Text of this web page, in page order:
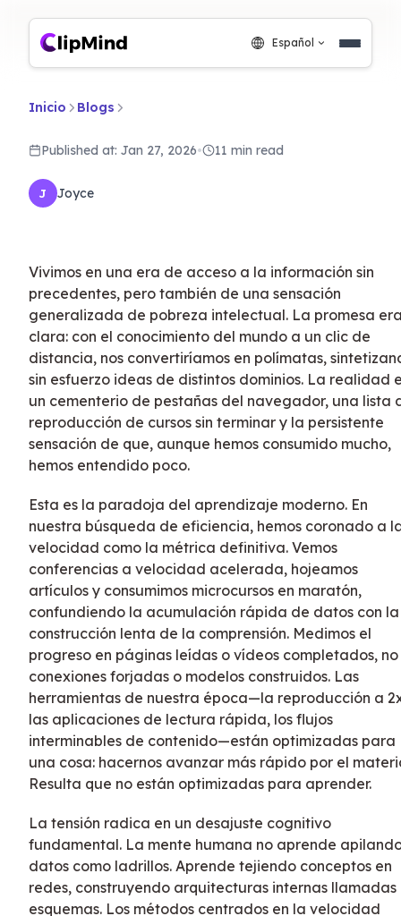
Español
Inicio Blogs
Published at: Jan 27, 2026• 11 min read
J Joyce
Vivimos en una era de acceso a la información sin
precedentes, pero también de una sensación
generalizada de pobreza intelectual. La promesa
clara: con el conocimiento del mundo a un clic de
distancia, nos convertiríamos en polímatas,
sin esfuerzo ideas de distintos dominios. La realidad
un cementerio de pestañas del navegador, una lista
reproducción de cursos sin terminar y la persistente
sensación de que, aunque hemos consumido mucho,
hemos entendido poco.
Esta es la paradoja del aprendizaje moderno. En
nuestra búsqueda de eficiencia, hemos coronado a
velocidad como la métrica definitiva. Vemos
conferencias a velocidad acelerada, hojeamos
artículos y consumimos microcursos en maratón,
confundiendo la acumulación rápida de datos con la
construcción lenta de la comprensión. Medimos el
progreso en páginas leídas o vídeos completados, no
conexiones forjadas o modelos construidos. Las
herramientas de nuestra época—la reproducción a
las aplicaciones de lectura rápida, los flujos
interminables de contenido—están optimizadas para
una cosa: hacernos avanzar más rápido por el
Resulta que no están optimizadas para aprender.
La tensión radica en un desajuste cognitivo
fundamental. La mente humana no aprende
datos como ladrillos. Aprende tejiendo conceptos en
redes, construyendo arquitecturas internas llamadas
esquemas. Los métodos centrados en la velocidad